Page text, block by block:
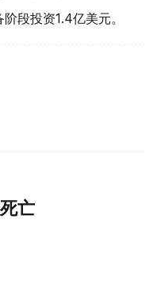
段投资1.4亿美元。
亡